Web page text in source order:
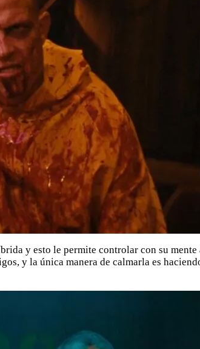
y esto le permite controlar con su
y la única manera de calmarla es